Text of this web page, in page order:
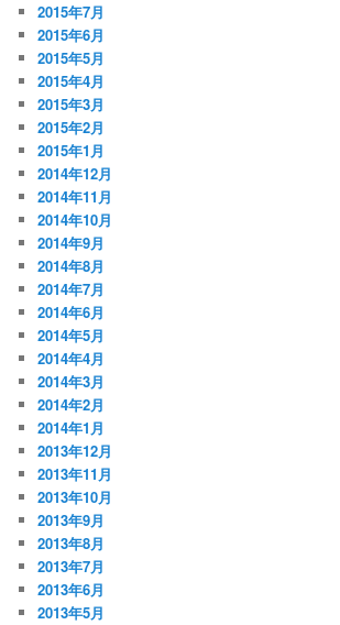
2015年7月
2015年6月
2015年5月
2015年4月
2015年3月
2015年2月
2015年1月
2014年12月
2014年11月
2014年10月
2014年9月
2014年8月
2014年7月
2014年6月
2014年5月
2014年4月
2014年3月
2014年2月
2014年1月
2013年12月
2013年11月
2013年10月
2013年9月
2013年8月
2013年7月
2013年6月
2013年5月